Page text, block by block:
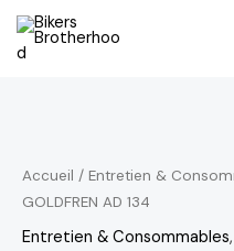
Aller
Accueil / Entretien &
GOLDFREN AD 134
Entretien & Consommables,
PLAQUETTE
GOLDFREN
AD